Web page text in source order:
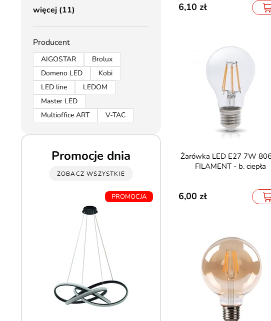
Producent
AIGOSTAR
Brolux
Domeno LED
Kobi
LED line
LEDOM
Master LED
Multioffice ART
V-TAC
Promocje dnia
ZOBACZ WSZYSTKIE
PROMOCJA 6 LAT GWARANCJI
6,10
Żarówka LED E27 7W 806lm
FILAMENT - b. ciepła
6,00